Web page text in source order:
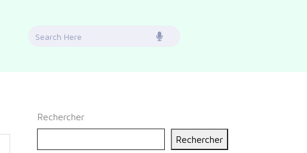
Search
Rechercher
Rechercher